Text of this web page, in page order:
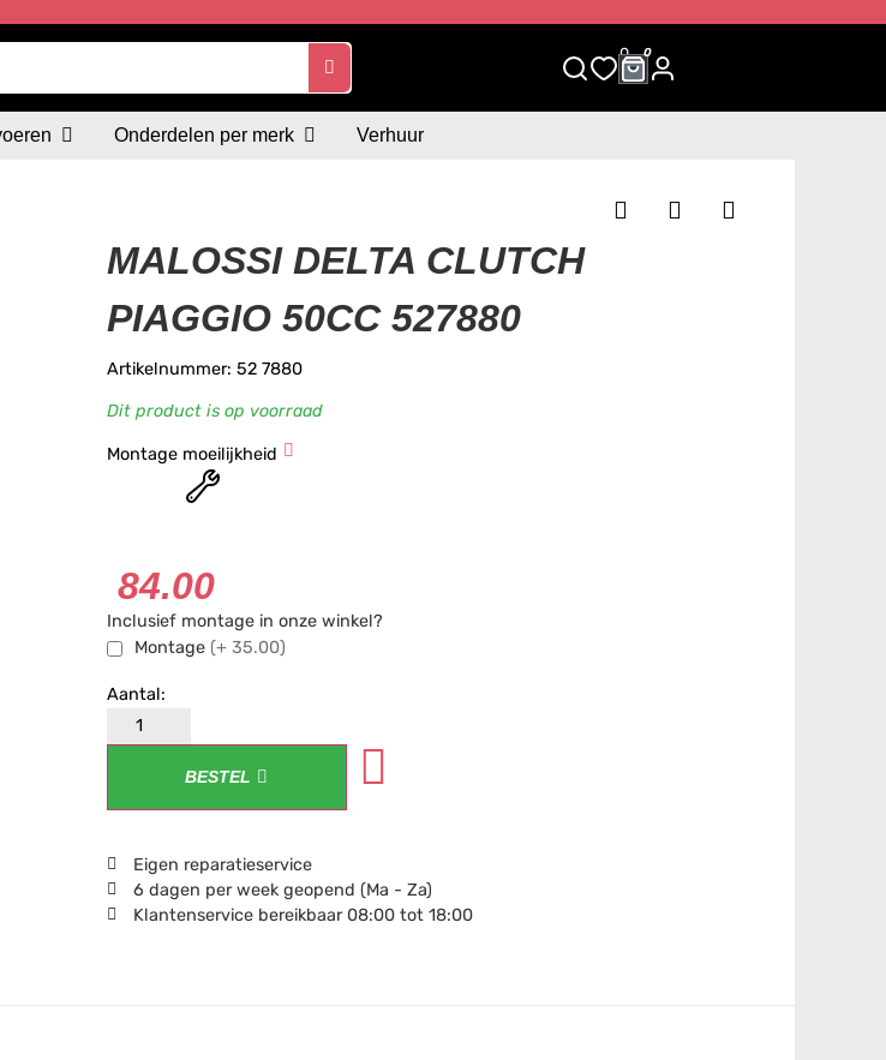
0 0
Onderdelen per merk Verhuur
MALOSSI DELTA CLUTCH
PIAGGIO 50CC 527880
Artikelnummer: 52 7880
Dit product is op voorraad
Montage moeilijkheid
★ ★ ★
84.00
Inclusief montage in onze winkel?
Montage (+ 35.00)
BESTEL
Eigen reparatieservice
6 dagen per week geopend (Ma - Za)
Klantenservice bereikbaar 08:00 tot 18:00